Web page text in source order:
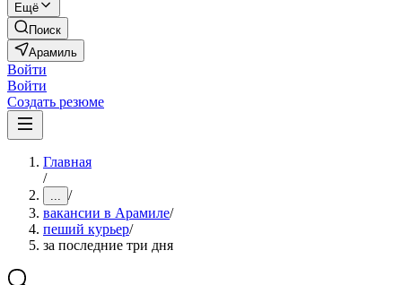
Ещё
Поиск
Арамиль
Войти
Войти
Создать резюме
Главная
/
... /
вакансии в Арамиле/
пеший курьер/
за последние три дня